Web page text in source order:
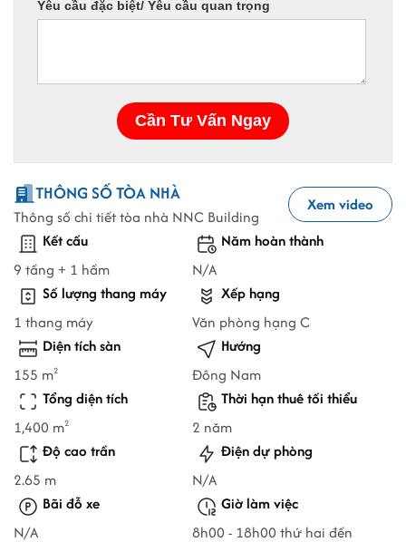
THÔNG SỐ TÒA NHÀ
Thông số chi tiết tòa nhà NNC Building
Xem video
Kết cấu
9 tầng + 1 hầm
Năm hoàn thành
N/A
Số lượng thang máy
1 thang máy
Xếp hạng
Văn phòng hạng C
Diện tích sàn
155 m2
Hướng
Đông Nam
Tổng diện tích
1,400 m2
Thời hạn thuê tối thiểu
2 năm
Độ cao trần
2.65 m
Điện dự phòng
N/A
Bãi đỗ xe
N/A
Giờ làm việc
8h00 - 18h00 thứ hai đến